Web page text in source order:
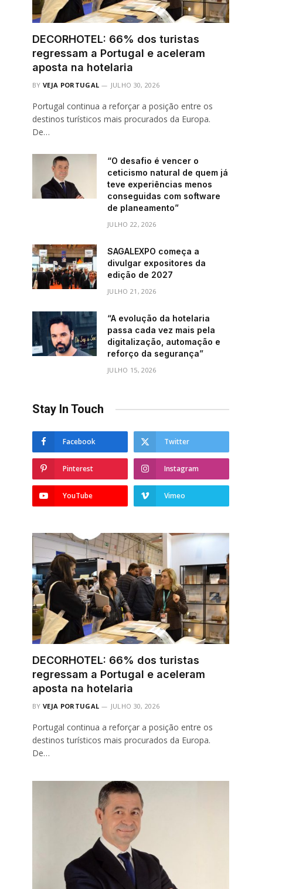
DECORHOTEL: 66% dos turistas
regressam a Portugal e aceleram
aposta na hotelaria
BY VEJA PORTUGAL JULHO 30, 2026
Portugal continua a reforçar a posição entre os
destinos turísticos mais procurados da Europa.
De…
“O desafio é vencer o
ceticismo natural de quem já
teve experiências menos
conseguidas com software
de planeamento”
JULHO 22, 2026
SAGALEXPO começa a
divulgar expositores da
edição de 2027
JULHO 21, 2026
“A evolução da hotelaria
passa cada vez mais pela
digitalização, automação e
reforço da segurança”
JULHO 15, 2026
Stay In Touch
Facebook Twitter
Pinterest Instagram
YouTube Vimeo
DECORHOTEL: 66% dos turistas
regressam a Portugal e aceleram
aposta na hotelaria
BY VEJA PORTUGAL JULHO 30, 2026
Portugal continua a reforçar a posição entre os
destinos turísticos mais procurados da Europa.
De…